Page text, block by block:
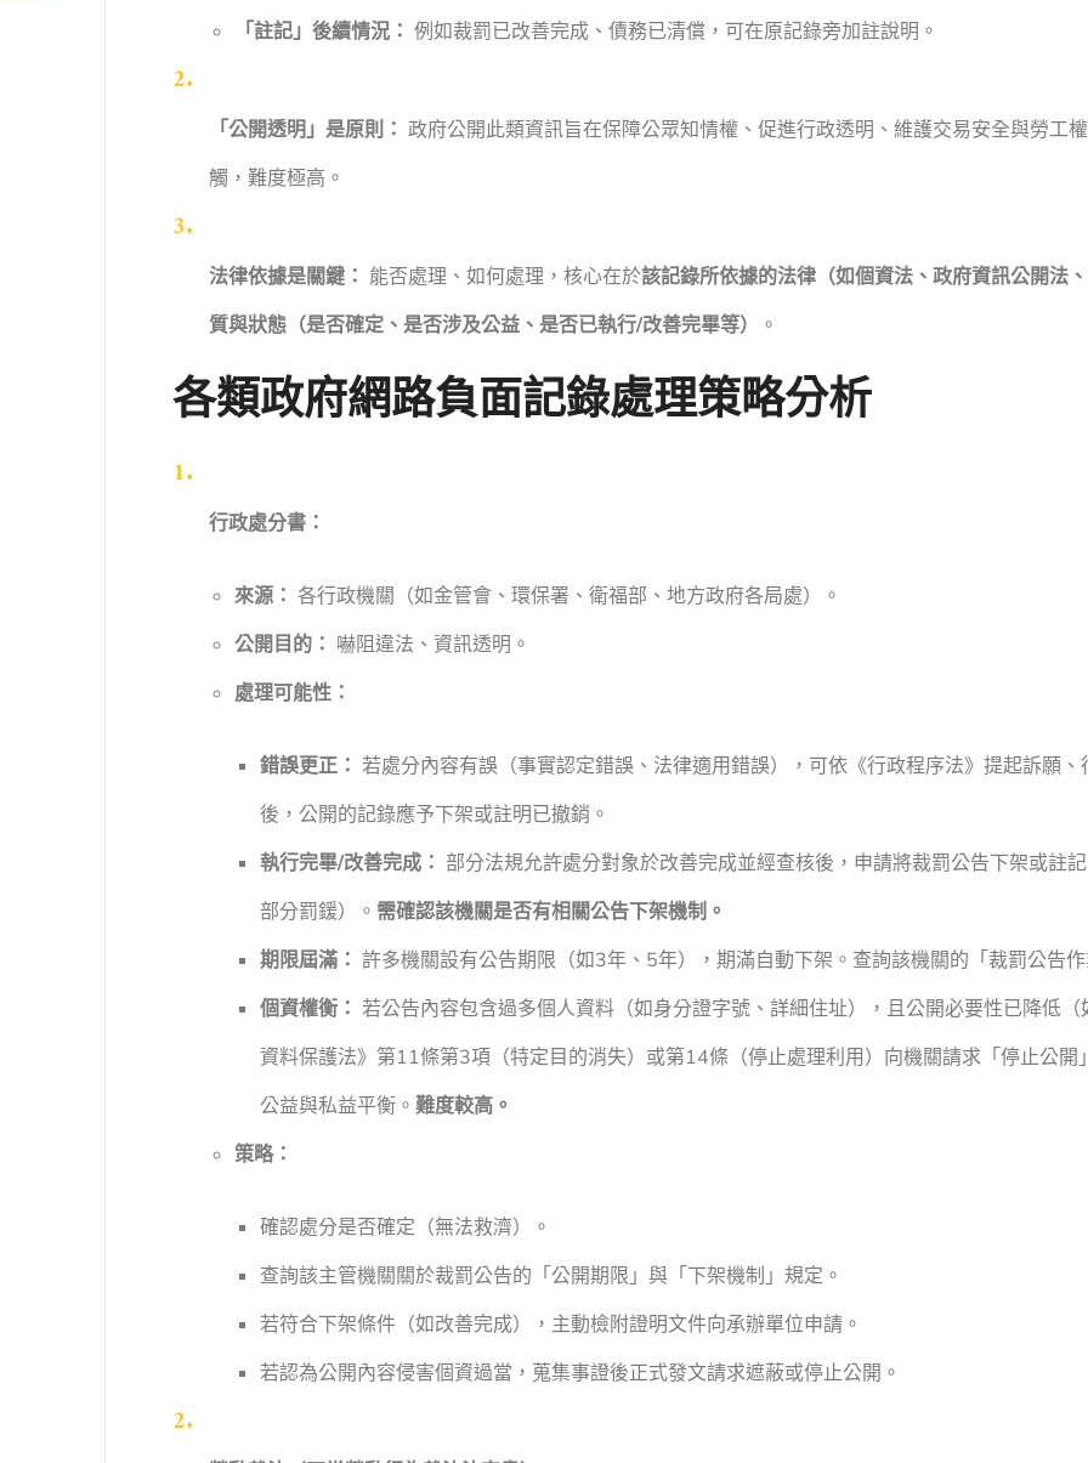
「註記」後續情況： 例如裁罰已改善完成、債務已清償，可在原記錄旁加註說明。
「公開透明」是原則： 政府公開此類資訊旨在保障公眾知情權、促進行政透明、維護交易安全與勞工
觸，難度極高。
法律依據是關鍵： 能否處理、如何處理，核心在於該記錄所依據的法律（如個資法、政府資訊公開法
質與狀態（是否確定、是否涉及公益、是否已執行/改善完畢等）
。
各類政府網路負面記錄處理策略分析
行政處分書：
來源： 各行政機關（如金管會、環保署、衛福部、地方政府各局處）。
公開目的： 嚇阻違法、資訊透明。
處理可能性：
錯誤更正： 若處分內容有誤（事實認定錯誤、法律適用錯誤），可依《行政程序法》提起訴願
後，公開的記錄應予下架或註明已撤銷。
執行完畢/改善完成： 部分法規允許處分對象於改善完成並經查核後，申請將裁罰公告下架或註
部分罰鍰）。 需確認該機關是否有相關公告下架機制。
期限屆滿： 許多機關設有公告期限（如3年、5年），期滿自動下架。查詢該機關的「裁罰公告
個資權衡： 若公告內容包含過多個人資料（如身分證字號、詳細住址），且公開必要性已降低
資料保護法》第11條第3項（特定目的消失）或第14條（停止處理利用）向機關請求「停止公
公益與私益平衡。 難度較高。
策略：
確認處分是否確定（無法救濟）。
查詢該主管機關關於裁罰公告的「公開期限」與「下架機制」規定。
若符合下架條件（如改善完成），主動檢附證明文件向承辦單位申請。
若認為公開內容侵害個資過當，蒐集事證後正式發文請求遮蔽或停止公開。